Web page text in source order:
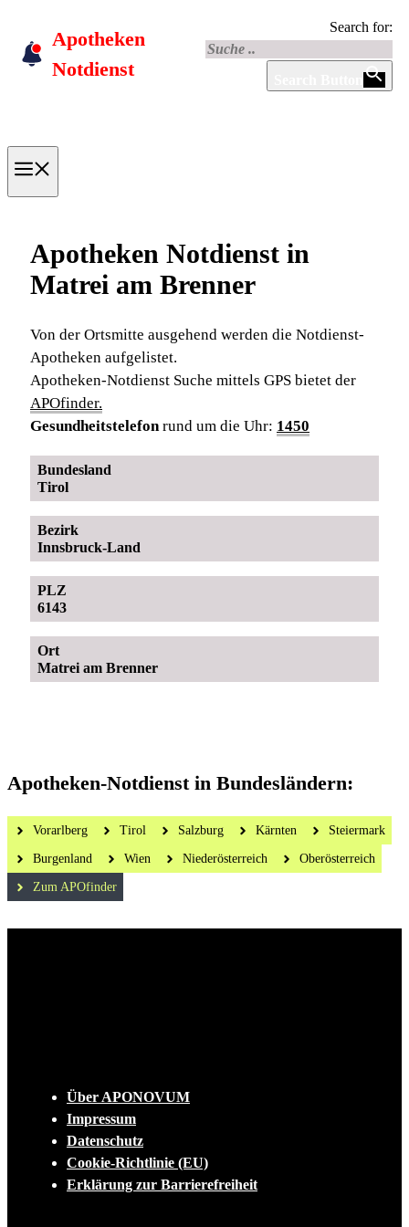
content
Apotheken
Notdienst
Search for:
Apotheken Notdienst in
Matrei am Brenner
Von der Ortsmitte ausgehend werden die Notdienst-
Apotheken aufgelistet.
Apotheken-Notdienst Suche mittels GPS bietet der
APOfinder.
Gesundheitstelefon rund um die Uhr: 1450
Bundesland
Tirol
Bezirk
Innsbruck-Land
PLZ
6143
Ort
Matrei am Brenner
Apotheken-Notdienst in Bundesländern:
Vorarlberg Tirol Salzburg Kärnten Steiermark
Burgenland Wien Niederösterreich Oberösterreich
Zum APOfinder
Über APONOVUM
Impressum
Datenschutz
Cookie-Richtlinie (EU)
Erklärung zur Barrierefreiheit